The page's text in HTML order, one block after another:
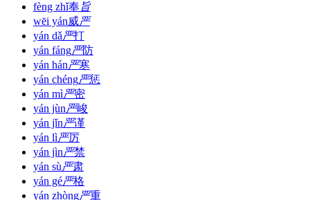
fèng zhǐ奉 旨
wēi yán威严
yán dǎ严打
yán fáng严防
yán hán严寒
yán chéng严惩
yán mì严密
yán jùn严峻
yán jǐn严谨
yán lì严厉
yán jìn严禁
yán sù严肃
yán gé严格
yán zhòng严重